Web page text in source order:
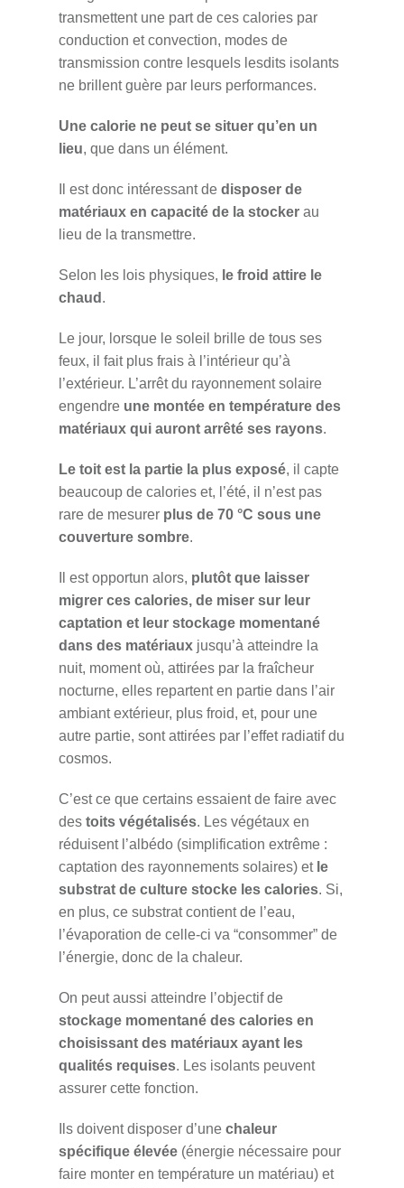
transmettent une part de ces calories par
conduction et convection, modes de
transmission contre lesquels lesdits isolants
ne brillent guère par leurs performances.
Une calorie ne peut se situer qu’en un
lieu, que dans un élément.
Il est donc intéressant de disposer de
matériaux en capacité de la stockerau
lieu de la transmettre.
Selon les lois physiques, le froid attire le
chaud .
Le jour, lorsque le soleil brille de tous ses
feux, il fait plus frais à l’intérieur qu’à
l’extérieur. L’arrêt du rayonnement solaire
engendre une montée en température des
matériaux qui auront arrêté ses rayons.
Le toit est la partie la plus exposé, il capte
beaucoup de calories et, l’été, il n’est pas
rare de mesurer plus de 70 °C sous une
couverture sombre.
Il est opportun alors, plutôt que laisser
migrer ces calories, de miser sur leur
captation et leur stockage momentané
dans des matériauxjusqu’à atteindre la
nuit, moment où, attirées par la fraîcheur
nocturne, elles repartent en partie dans l’air
ambiant extérieur, plus froid, et, pour une
autre partie, sont attirées par l’effet radiatif du
cosmos.
C’est ce que certains essaient de faire avec
des toits végétalisés. Les végétaux en
réduisent l’albédo (simplification extrême :
captation des rayonnements solaires) et le
substrat de culture stocke les calories. Si,
en plus, ce substrat contient de l’eau,
l’évaporation de celle-ci va “consommer” de
l’énergie, donc de la chaleur.
On peut aussi atteindre l’objectif de
stockage momentané des calories en
choisissant des matériaux ayant les
qualités requises. Les isolants peuvent
assurer cette fonction.
Ils doivent disposer d’une chaleur
spécifique élevée(énergie nécessaire pour
faire monter en température un matériau) et